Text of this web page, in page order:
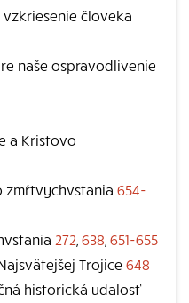
človeka
naše ospravodlivenie
a Kristovo
zmŕtvychvstania 654-
272 638 651-655
Trojice 648
historická udalosť